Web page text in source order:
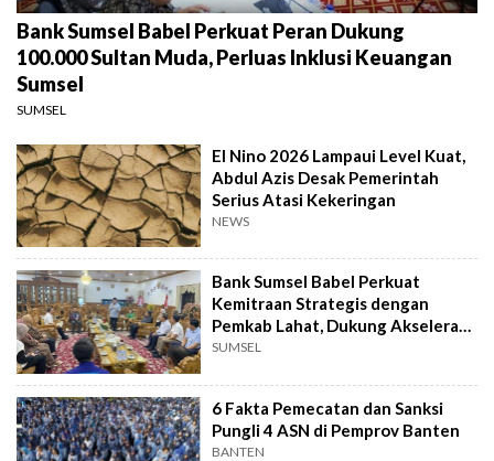
Bank Sumsel Babel Perkuat Peran Dukung
100.000 Sultan Muda, Perluas Inklusi Keuangan
Sumsel
SUMSEL
El Nino 2026 Lampaui Level Kuat,
Abdul Azis Desak Pemerintah
Serius Atasi Kekeringan
NEWS
Bank Sumsel Babel Perkuat
Kemitraan Strategis dengan
Pemkab Lahat, Dukung Akselerasi
Ekonomi Daerah
SUMSEL
6 Fakta Pemecatan dan Sanksi
Pungli 4 ASN di Pemprov Banten
BANTEN